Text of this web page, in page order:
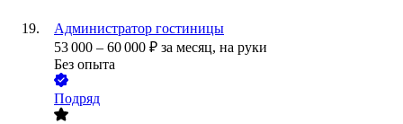
Администратор гостиницы
53 000 – 60 000 ₽ за месяц, на руки
Без опыта
Подряд